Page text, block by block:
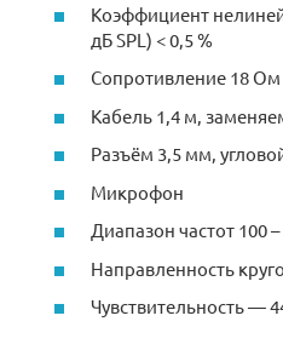
Коэффициент
дБ SPL) < 0,5 %
Сопротивление 18 Ом
Кабель 1,4 м,
Разъём 3,5 мм,
Микрофон
Диапазон частот 100 –
Направленность
Чувствительность —